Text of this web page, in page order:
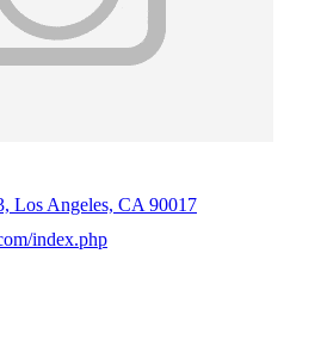
Los Angeles, CA 90017
index.php